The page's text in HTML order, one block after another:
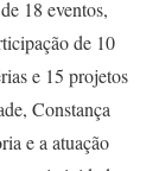
18 eventos,
de 10
e 15 projetos
Constança
e a atuação